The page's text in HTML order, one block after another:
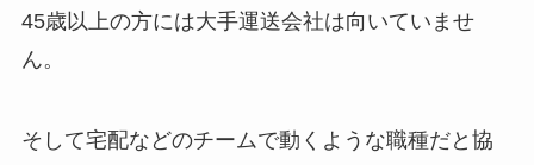
45歳以上の方には大手運送会社は向いていませ
ん。
そして宅配などのチームで動くような職種だと協